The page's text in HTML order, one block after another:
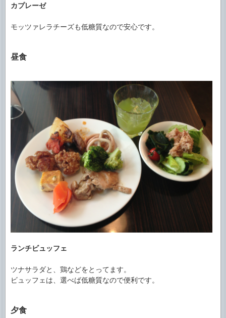
カプレーゼ
モッツァレラチーズも低糖質なので安心です。
昼食
ランチビュッフェ
ツナサラダと、鶏などをとってます。
ビュッフェは、選べば低糖質なので便利です。
夕食